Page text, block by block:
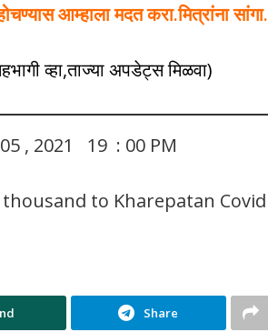
आम्हाला मदत करा.मित्रांना सांगा.
व्हा,ताज्या अपडेट्स मिळवा)
, 2021 19 : 00 PM
to Kharepatan Covid
Share